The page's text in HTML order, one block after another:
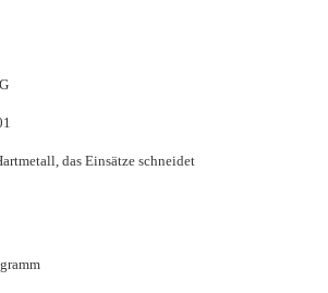
das Einsätze schneidet